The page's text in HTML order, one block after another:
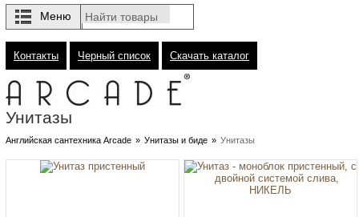
Контакты Черный список Скачать каталог
Унитазы
Английская сантехника Arcade » Унитазы и биде » Унитазы
Меню